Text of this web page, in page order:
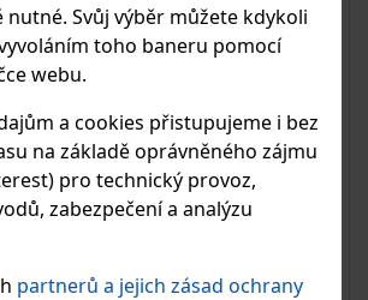
nutné. Svůj výběr můžete kdykoli
toho baneru pomocí
webu.
a cookies přistupujeme i bez
na základě oprávněného zájmu
pro technický provoz,
zabezpečení a analýzu
partnerů a jejich zásad ochrany
podložka, QS-266, 5,5 x 50 mm,
bimetal, Ruspert povlak